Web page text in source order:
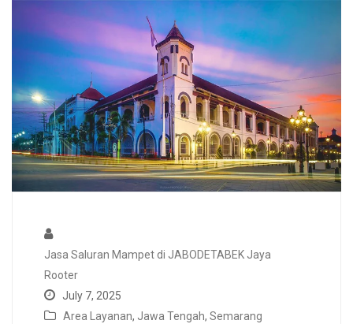
Jasa Saluran Mampet di JABODETABEK Jaya
Rooter
July 7, 2025
Area Layanan, Jawa Tengah, Semarang